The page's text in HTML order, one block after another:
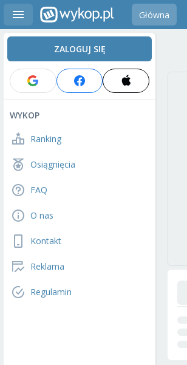
Główna
ZALOGUJ SIĘ
WYKOP
Ranking
Osiągnięcia
FAQ
O nas
Kontakt
Reklama
Regulamin